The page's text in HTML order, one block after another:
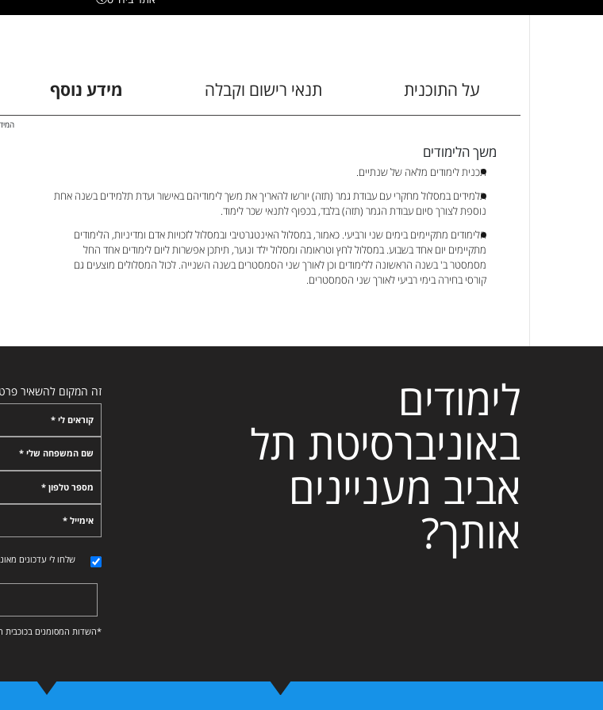
על התוכנית תנאי רישום וקבלה מידע נוסף
משך הלימודים
תכנית לימודים מלאה של שנתיים.
תלמידים במסלול מחקרי עם עבודת גמר (תזה) יורשו להאריך את משך לימודיהם באישור ועדת תלמידים בשנה אחת
נוספת לצורך סיום עבודת הגמר (תזה) בלבד, בכפוף לתנאי שכר לימוד.
הלימודים מתקיימים בימים שני ורביעי. כאמור, במסלול האינטגרטיבי ובמסלול לזכויות אדם ומדיניות, הלימודים
מתקיימים יום אחד בשבוע. במסלול לחץ וטראומה ומסלול ילד ונוער, תיתכן אפשרות ליום לימודים אחד החל
מסמסטר ב' בשנה הראשונה ללימודים וכן לאורך שני הסמסטרים בשנה השנייה. לכול המסלולים מוצעים גם
קורסי בחירה בימי רביעי לאורך שני הסמסטרים.
לימודים
באוניברסיטת תל
אביב מעניינים
אותך?
זה המקום להשאיר
קוראים לי *
שם המשפחה שלי *
מספר טלפון *
אימייל *
שלחו לי עדכונים
*השדות המסומנים בכוכבית